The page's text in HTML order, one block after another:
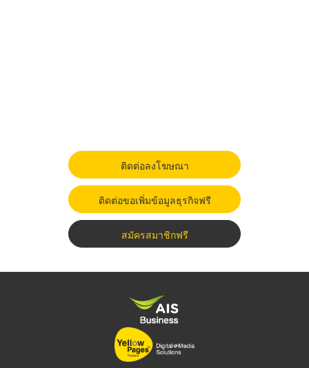
ติดต่อลงโฆษณา
ติดต่อขอเพิ่มข้อมูลธุรกิจฟรี
สมัครสมาชิกฟรี